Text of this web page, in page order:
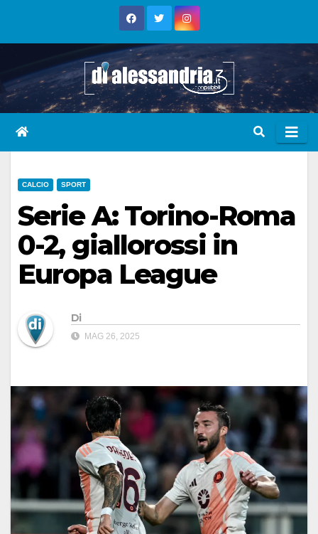
CALCIO SPORT
Serie A: Torino-Roma
0-2, giallorossi in
Europa League
Di
MAG 26, 2025